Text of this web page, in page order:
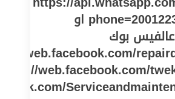
phone=2001223179993 او
بوك
web.facebook.com/
web.facebook.com/